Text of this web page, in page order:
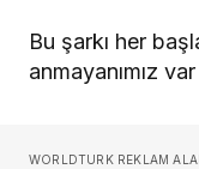
Bu şarkı her
anmayanımız var
WORLDTURK REKLAM